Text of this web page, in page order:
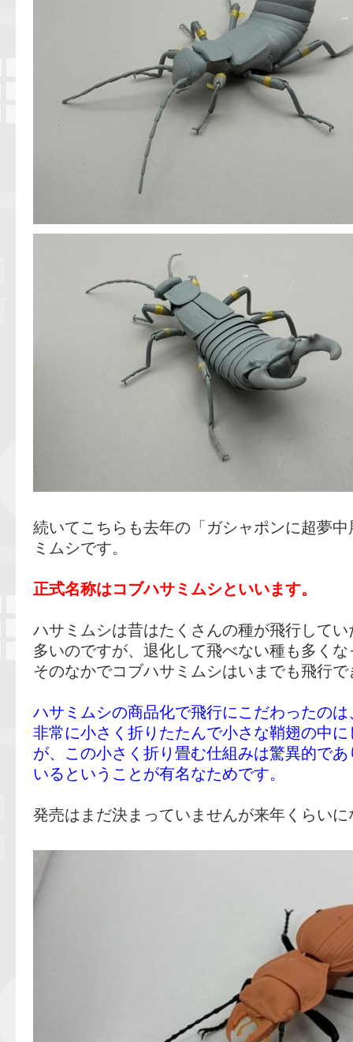
続いてこちらも去年の「ガシャポンに超夢
ミムシです。
正式名称はコブハサミムシといいます。
ハサミムシは昔はたくさんの種が飛行して
多いのですが、退化して飛べない種も多く
そのなかでコブハサミムシはいまでも飛行
ハサミムシの商品化で飛行にこだわったの
非常に小さく折りたたんで小さな鞘翅の中
が、この小さく折り畳む仕組みは驚異的で
いるということが有名なためです。
発売はまだ決まっていませんが来年くらい